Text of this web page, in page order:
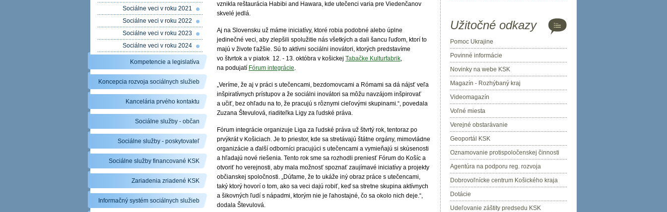
vznikla reštaurácia Habibi and Hawara, kde utečenci varia pre Viedenčanov
skvelé jedlá.
Aj na Slovensku už máme iniciatívy, ktoré robia podobné alebo úplne
jedinečné veci, aby zlepšili spolužitie nás všetkých a dali šancu ľuďom, ktorí to
majú v živote ťažšie. Sú to aktívni sociálni inovátori, ktorých predstavíme
vo štvrtok a v piatok 12. - 13. októbra v košickej Tabačke Kulturfabrik,
na podujatí Fórum integrácie.
„Veríme, že aj v práci s utečencami, bezdomovcami a Rómami sa dá nájsť veľa
inšpiratívnych prístupov a že sociálni inovátori sa môžu navzájom inšpirovať
a učiť, bez ohľadu na to, že pracujú s rôznymi cieľovými skupinami.“, povedala
Zuzana Števulová, riaditeľka Ligy za ľudské práva.
Fórum integrácie organizuje Liga za ľudské práva už štvrtý rok, tentoraz po
prvýkrát v Košiciach. Je to priestor, kde sa stretávajú štátne orgány, mimovládne
organizácie a ďalší odborníci pracujúci s utečencami a vymieňajú si skúsenosti
a hľadajú nové riešenia. Tento rok sme sa rozhodli preniesť Fórum do Košíc a
otvoriť ho verejnosti, aby mala možnosť spoznať zaujímavé iniciatívy a projekty
občianskej spoločnosti. „Dúfame, že to ukáže iný obraz práce s utečencami,
taký ktorý hovorí o tom, ako sa veci dajú robiť, keď sa stretne skupina aktívnych
a šikovných ľudí s nápadmi, ktorým nie je ľahostajné, čo sa okolo nich deje.“,
dodala Števulová.
Sociálne veci v roku 2021
Sociálne veci v roku 2022
Sociálne veci v roku 2023
Sociálne veci v roku 2024
Kompetencie a legislatíva
Koncepcia rozvoja sociálnych služieb
Kancelária prvého kontaktu
Sociálne služby - občan
Sociálne služby - poskytovateľ
Sociálne služby financované KSK
Zariadenia zriadené KSK
Informačný systém sociálnych služieb
Užitočné odkazy
Pomoc Ukrajine
Povinné informácie
Novinky na webe KSK
Magazín - Rozhýbaný kraj
Videomagazín
Voľné miesta
Verejné obstarávanie
Geoportál KSK
Oznamovanie protispoločenskej činnosti
Agentúra na podporu reg. rozvoja
Dobrovoľnícke centrum Košického kraja
Dotácie
Udeľovanie záštity predsedu KSK